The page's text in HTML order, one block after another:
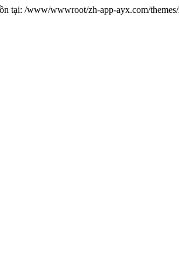
tại: /www/wwwroot/zh-app-ayx.com/